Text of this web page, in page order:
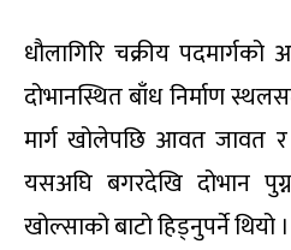
धौलागिरि चक्रीय
दोभानस्थित बाँध निर्माण
मार्ग खोलेपछि आवत जावत
यसअघि बगरदेखि दोभान
खोल्साको बाटो हिड्नुपर्ने थियो ।